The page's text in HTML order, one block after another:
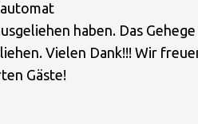
BiSS-
Leseförderungs-
Konzept
haben. Das
Vielen Dank!!! Wir
Gäste!